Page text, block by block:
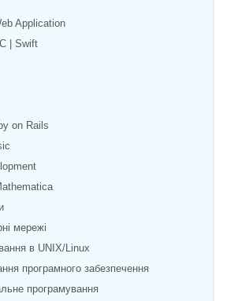
Application
| Swift
on Rails
мережі
в UNIX/Linux
програмного забезпечення
програмування